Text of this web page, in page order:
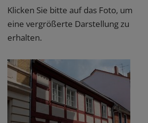
Klicken Sie bitte auf das Foto, um
eine vergrößerte Darstellung zu
erhalten.